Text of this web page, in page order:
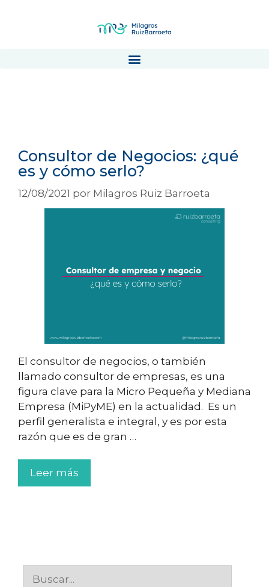
Consultor de Negocios: ¿qué
es y cómo serlo?
12/08/2021 por Milagros Ruiz Barroeta
El consultor de negocios, o también
llamado consultor de empresas, es una
figura clave para la Micro Pequeña y Mediana
Empresa (MiPyME) en la actualidad. Es un
perfil generalista e integral, y es por esta
razón que es de gran …
Leer más